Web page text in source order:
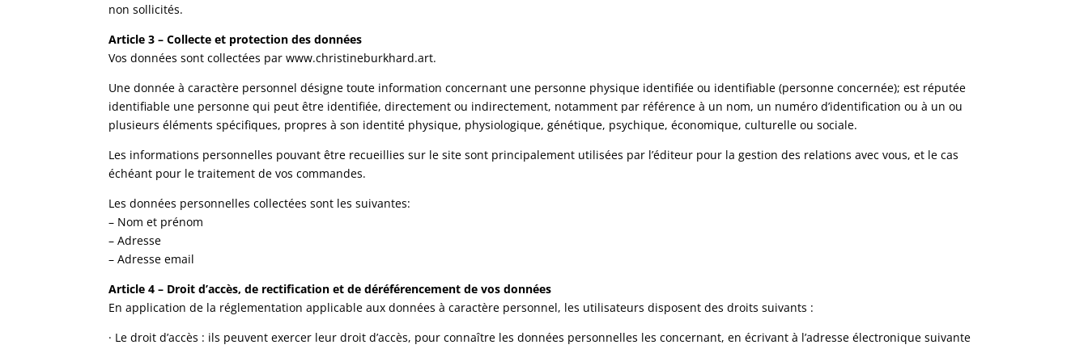
non sollicités.
Article 3 – Collecte et protection des données
Vos données sont collectées par www.christineburkhard.art.
Une donnée à caractère personnel désigne toute information concernant une personne physique identifiée ou identifiable (personne concernée); est réputée
identifiable une personne qui peut être identifiée, directement ou indirectement, notamment par référence à un nom, un numéro d’identification ou à un ou
plusieurs éléments spécifiques, propres à son identité physique, physiologique, génétique, psychique, économique, culturelle ou sociale.
Les informations personnelles pouvant être recueillies sur le site sont principalement utilisées par l’éditeur pour la gestion des relations avec vous, et le cas
échéant pour le traitement de vos commandes.
Les données personnelles collectées sont les suivantes:
– Nom et prénom
– Adresse
– Adresse email
Article 4 – Droit d’accès, de rectification et de déréférencement de vos données
En application de la réglementation applicable aux données à caractère personnel, les utilisateurs disposent des droits suivants :
· Le droit d’accès : ils peuvent exercer leur droit d’accès, pour connaître les données personnelles les concernant, en écrivant à l’adresse électronique suivante